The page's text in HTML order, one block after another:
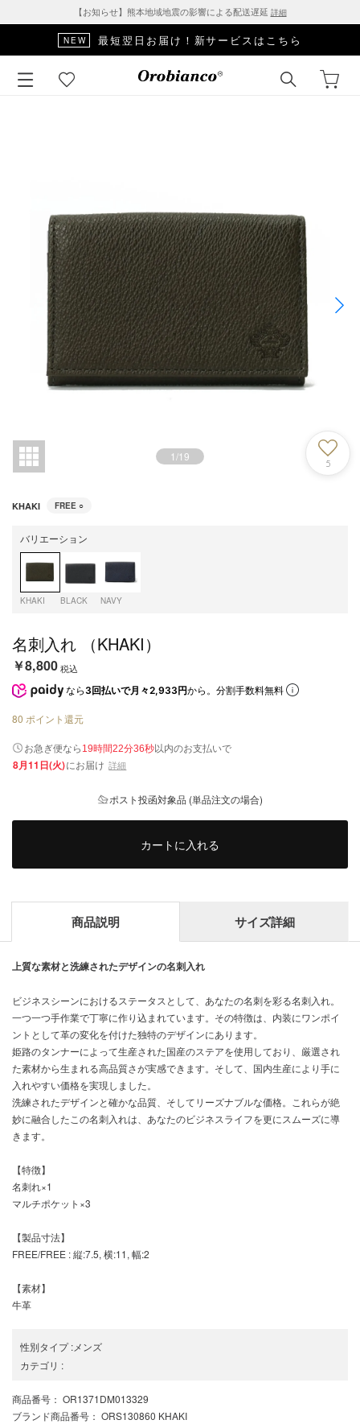
【お知らせ】熊本地域地震の影響による配送遅延 詳細
NEW 最短翌日お届け！新サービスはこちら
1/19
5
KHAKI FREE ○
バリエーション
KHAKI BLACK NAVY
名刺入れ （KHAKI）
￥8,800税込
なら 3回払いで月々2,933円から。分割手数料無料
80 ポイント還元
お急ぎ便なら 19時間22分36秒以内のお支払いで
8月11日(火)にお届け 詳細
ポスト投函対象品 (単品注文の場合)
カートに入れる
商品説明 サイズ詳細
上質な素材と洗練されたデザインの名刺入れ
ビジネスシーンにおけるステータスとして、あなたの名刺を彩る名刺入れ。
一つ一つ手作業で丁寧に作り込まれています。その特徴は、内装にワンポイ
ントとして革の変化を付けた独特のデザインにあります。
姫路のタンナーによって生産された国産のステアを使用しており、厳選され
た素材から生まれる高品質さが実感できます。そして、国内生産により手に
入れやすい価格を実現しました。
洗練されたデザインと確かな品質、そしてリーズナブルな価格。これらが絶
妙に融合したこの名刺入れは、あなたのビジネスライフを更にスムーズに導
きます。
【特徴】
名刺れ×1
マルチポケット×3
【製品寸法】
FREE/FREE : 縦:7.5, 横:11, 幅:2
【素材】
牛革
性別タイプ:メンズ
カテゴリ :
商品番号 ： OR1371DM013329
ブランド商品番号 ： ORS130860 KHAKI